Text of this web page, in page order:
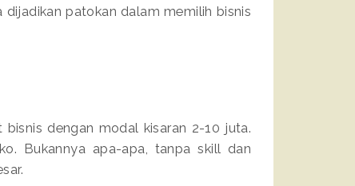
patokan dalam memilih bisnis
dengan modal kisaran 2-10 juta.
Bukannya apa-apa, tanpa skill dan